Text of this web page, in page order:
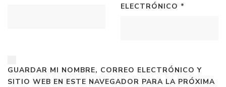
ELECTRÓNICO *
GUARDAR MI NOMBRE, CORREO ELECTRÓNICO Y
SITIO WEB EN ESTE NAVEGADOR PARA LA PRÓXIMA